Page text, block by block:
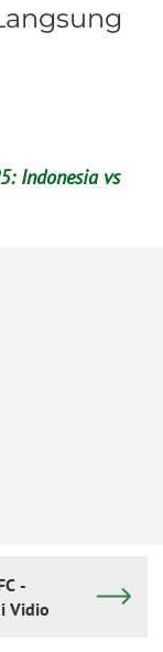
Indonesia vs
-
Vidio